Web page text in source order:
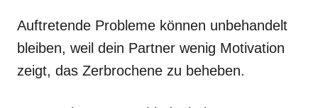
Auftretende Probleme können unbehandelt
bleiben, weil dein Partner wenig Motivation
zeigt, das Zerbrochene zu beheben.